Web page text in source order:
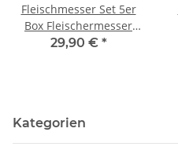
Fleischmesser Set 5er
Box Fleischermesser
Stechmesser
29,90 € *
Kategorien